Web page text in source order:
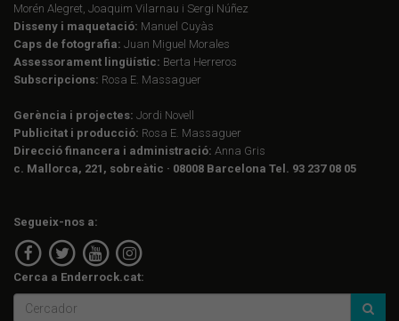
Morén Alegret, Joaquim Vilarnau i Sergi Núñez
Disseny i maquetació: Manuel Cuyàs
Caps de fotografia: Juan Miguel Morales
Assessorament lingüístic: Berta Herreros
Subscripcions: Rosa E. Massaguer
Gerència i projectes: Jordi Novell
Publicitat i producció: Rosa E. Massaguer
Direcció financera i administració: Anna Gris
c. Mallorca, 221, sobreàtic · 08008 Barcelona Tel. 93 237 08 05
Segueix-nos a:
Cerca a Enderrock.cat: